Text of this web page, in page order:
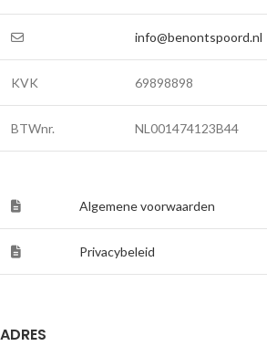
info@benontspoord.nl
KVK 69898898
BTWnr. NL001474123B44
Algemene voorwaarden
Privacybeleid
ADRES